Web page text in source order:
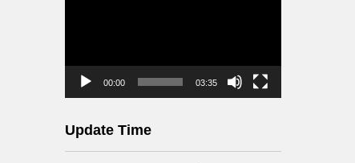
00:00 03:35
Update Time